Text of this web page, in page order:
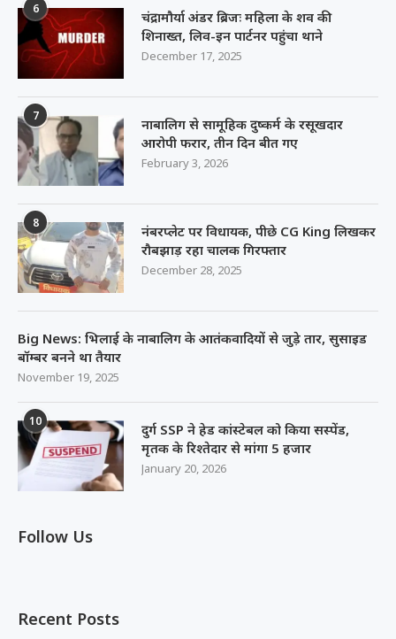
6
चंद्रामौर्या अंडर ब्रिजः महिला के शव की
शिनाख्त, लिव-इन पार्टनर पहुंचा थाने
December 17, 2025
7
नाबालिग से सामूहिक दुष्कर्म के रसूखदार
आरोपी फरार, तीन दिन बीत गए
February 3, 2026
8
नंबरप्लेट पर विधायक, पीछे CG King लिखकर
रौबझाड़ रहा चालक गिरफ्तार
December 28, 2025
Big News: भिलाई के नाबालिग के आतंकवादियों से जुड़े तार, सुसाइड
बॉम्बर बनने था तैयार
November 19, 2025
10
दुर्ग SSP ने हेड कांस्टेबल को किया सस्पेंड,
मृतक के रिश्तेदार से मांगा 5 हजार
January 20, 2026
Follow Us
Recent Posts